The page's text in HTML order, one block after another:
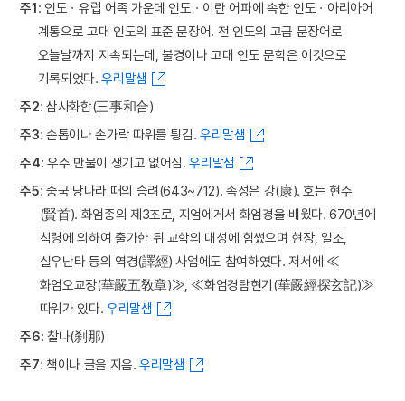
주1: 인도ㆍ유럽 어족 가운데 인도ㆍ이란 어파에 속한 인도ㆍ아리아어
계통으로 고대 인도의 표준 문장어. 전 인도의 고급 문장어로
오늘날까지 지속되는데, 불경이나 고대 인도 문학은 이것으로
기록되었다.우리말샘
주2: 삼사화합(三事和合)
주3: 손톱이나 손가락 따위를 튕김.우리말샘
주4: 우주 만물이 생기고 없어짐.우리말샘
주5: 중국 당나라 때의 승려(643~712). 속성은 강(康). 호는 현수
(賢首). 화엄종의 제3조로, 지엄에게서 화엄경을 배웠다. 670년에
칙령에 의하여 출가한 뒤 교학의 대성에 힘썼으며 현장, 일조,
실우난타 등의 역경(譯經) 사업에도 참여하였다. 저서에 ≪
화엄오교장(華嚴五敎章)≫, ≪화엄경탐현기(華嚴經探玄記)≫
따위가 있다. 우리말샘
주6: 찰나(刹那)
주7: 책이나 글을 지음.우리말샘